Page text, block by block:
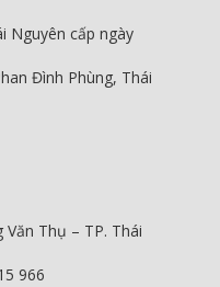
Nguyên cấp ngày
Đình Phùng, Thái
Thụ – TP. Thái
966